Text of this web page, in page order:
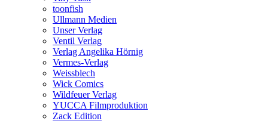
toonfish
Ullmann Medien
Unser Verlag
Ventil Verlag
Verlag Angelika Hörnig
Vermes-Verlag
Weissblech
Wick Comics
Wildfeuer Verlag
YUCCA Filmproduktion
Zack Edition